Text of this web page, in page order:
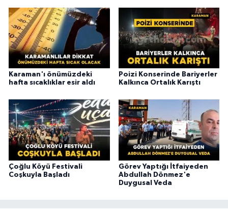
Karaman'ı önümüzdeki
hafta sıcaklıklar esir aldı
Poizi Konserinde Bariyerler
Kalkınca Ortalık Karıştı
Çoğlu Köyü Festivali
Coşkuyla Başladı
Görev Yaptığı İtfaiyeden
Abdullah Dönmez'e
Duygusal Veda